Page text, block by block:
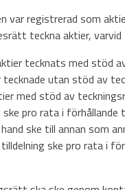
var registrerad som
teckna aktier,
tecknats med stöd
utan stöd av
med stöd av
pro rata i
ske till annan som
ske pro rata i